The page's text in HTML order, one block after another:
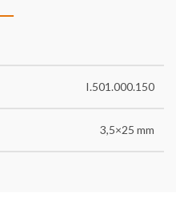
I.501.000.150
3,5×25 mm